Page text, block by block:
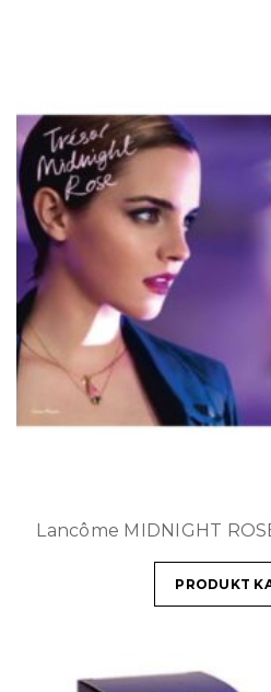
Lancôme MIDNIGHT
PRODUKT